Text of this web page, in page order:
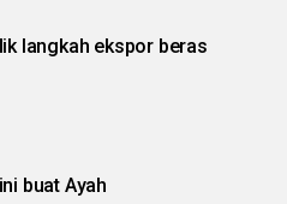
langkah ekspor beras
buat Ayah